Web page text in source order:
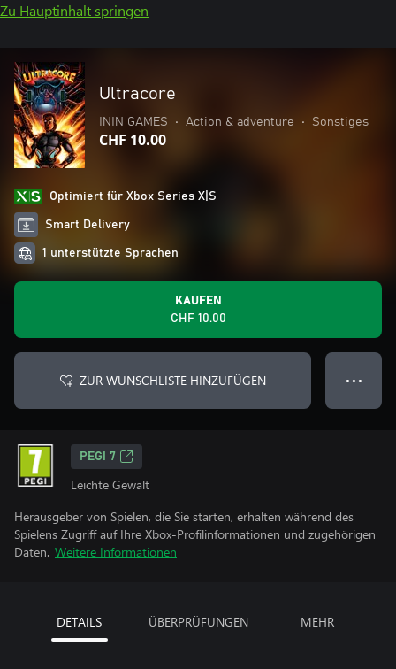
Zu Hauptinhalt springen
Ultracore
ININ GAMES • Action & adventure • Sonstiges
CHF 10.00
Optimiert für Xbox Series X|S
Smart Delivery
1 unterstützte Sprachen
KAUFEN
CHF 10.00
ZUR WUNSCHLISTE HINZUFÜGEN ● ● ●
PEGI 7
Leichte Gewalt
Herausgeber von Spielen, die Sie starten, erhalten während des
Spielens Zugriff auf Ihre Xbox-Profilinformationen und zugehörigen
Daten. Weitere Informationen
DETAILS ÜBERPRÜFUNGEN MEHR